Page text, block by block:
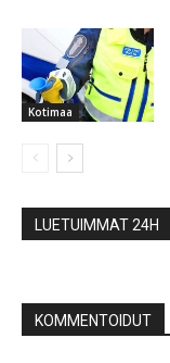
Kotimaa
LUETUIMMAT 24H
KOMMENTOIDUT